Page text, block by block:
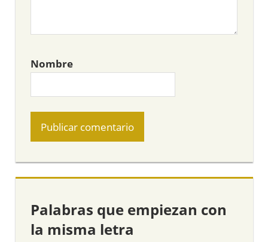
Nombre
Palabras que empiezan con
la misma letra